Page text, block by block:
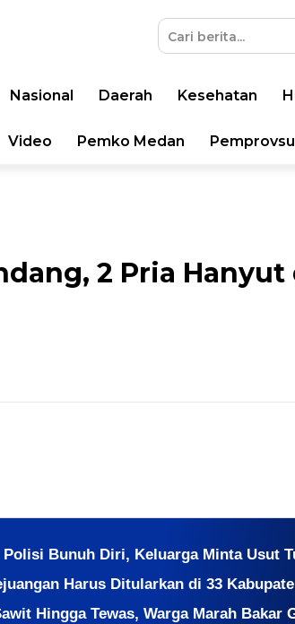
Nasional Daerah Kesehatan
Video Pemko Medan Pemprovsu
2 Pria
Bunuh Diri, Keluarga Minta Usut
Harus Ditularkan di 33
Hingga Tewas, Warga Marah Bakar